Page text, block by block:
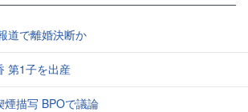
道で離婚決断か
第1子を出産
煙描写 BPOで議論